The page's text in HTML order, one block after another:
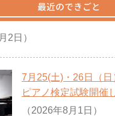
最近のできごと
2日）
7月25(土)・26日（日
ピアノ検定試験開催
（2026年8月1日）